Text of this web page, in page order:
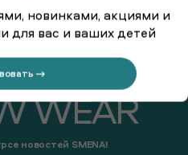
WEAR
новостей SMENA!
новинками, акциями и
для вас и ваших детей
→